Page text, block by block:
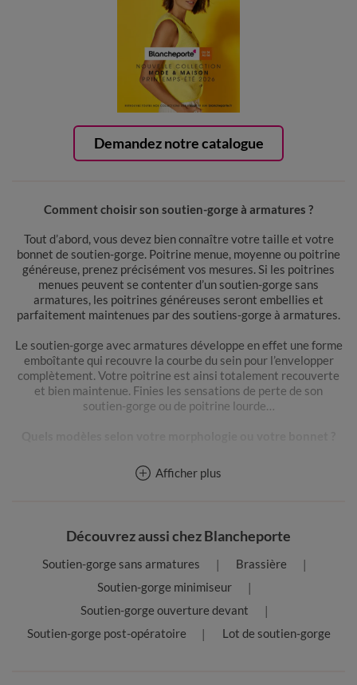
Demandez notre catalogue
Comment choisir son soutien-gorge à armatures ?
Tout d’abord, vous devez bien connaître votre taille et votre
bonnet de soutien-gorge. Poitrine menue, moyenne ou poitrine
généreuse, prenez précisément vos mesures. Si les poitrines
menues peuvent se contenter d’un soutien-gorge sans
armatures, les poitrines généreuses seront embellies et
parfaitement maintenues par des soutiens-gorge à armatures.
Le soutien-gorge avec armatures développe en effet une forme
emboîtante qui recouvre la courbe du sein pour l’envelopper
complètement. Votre poitrine est ainsi totalement recouverte
et bien maintenue. Finies les sensations de perte de son
soutien-gorge ou de poitrine lourde…
Apprenez les spécificités de chaque morphologie et offrez à
votre poitrine le modèle de soutien-gorge parfait :
voulu. En effet, un soutien-gorge avec armatures vous offrira un
maintien solide, une poitrine plus galbée et arrondie tandis que
les modèles sans armatures vous donneront davantage de
confort et de liberté. Pour ce qui est de la forme, qu’il soit push-
simplement les courbes qui vous plaisent le plus ;
Les poitrines voluptueuses (bonnet D, E ou F) ont tout intérêt à
Afficher plus
Découvrez aussi chez Blancheporte
Soutien-gorge sans armatures
Brassière
Soutien-gorge minimiseur
Soutien-gorge ouverture devant
Soutien-gorge post-opératoire
Lot de soutien-gorge